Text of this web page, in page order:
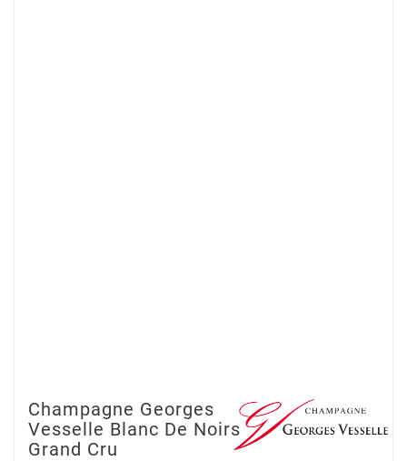
Champagne Georges
Vesselle Blanc De Noirs
Grand Cru